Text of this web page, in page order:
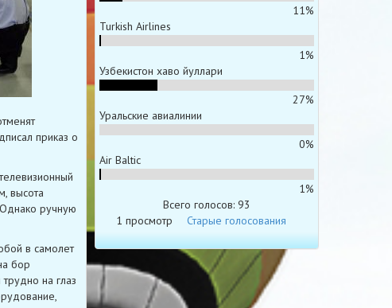
приказ о
высота
ручную
в самолет
бор
на глаз
11%
Turkish Airlines
1%
Узбекистон хаво йуллари
27%
Уральские авиалинии
0%
Air Baltic
1%
Всего голосов: 93
1 просмотр
Старые голосования